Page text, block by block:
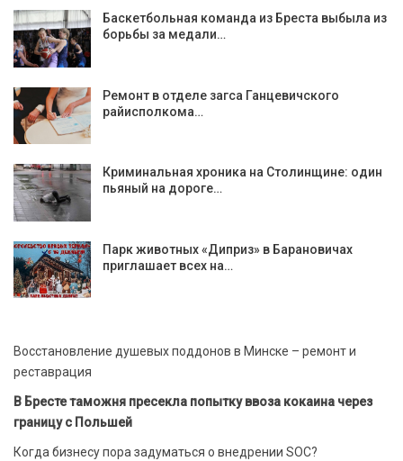
Баскетбольная команда из Бреста выбыла из
борьбы за медали…
Ремонт в отделе загса Ганцевичского
райисполкома…
Криминальная хроника на Столинщине: один
пьяный на дороге…
Парк животных «Диприз» в Барановичах
приглашает всех на…
Восстановление душевых поддонов в Минске – ремонт и
реставрация
В Бресте таможня пресекла попытку ввоза кокаина через
границу с Польшей
Когда бизнесу пора задуматься о внедрении SOC?